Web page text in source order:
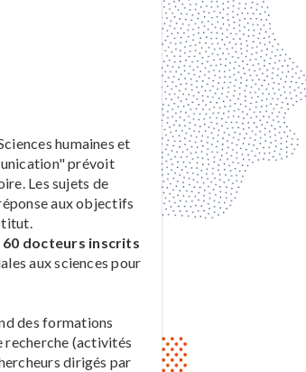
humaines et
prévoit
Les sujets de
aux objectifs
docteurs inscrits
aux sciences pour
des formations
recherche (activités
dirigés par